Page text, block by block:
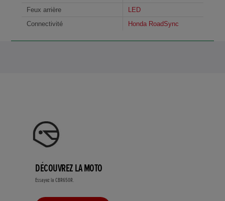
Feux arrière
LED
Connectivité
Honda RoadSync
DÉCOUVREZ LA MOTO
Essayez la CBR650R.